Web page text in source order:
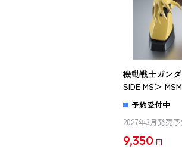
機動戦士ガン
SIDE MS＞
A.N.I.M.E.（再販
予約受付中
2027年3月発売
9,350 円